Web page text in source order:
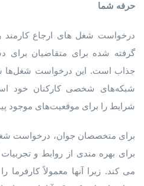
حرفه شما
درخواست شغل های ارجاع
گرفته شده برای متقاضیان
جذاب است. این درخواست شغل‌ها
شبکه‌های شخصی کارکنان خود
شرایط را برای موقعیت‌های موجود
برای متخصصان جوان، درخواست
برای بهره مندی از روابط و
می کند. زیرا آنها معمولاً